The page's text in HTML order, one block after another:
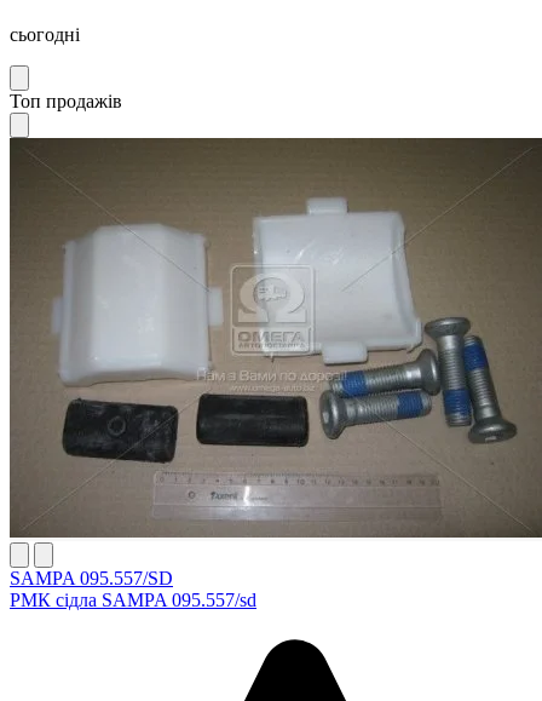
сьогодні
Топ продажів
SAMPA 095.557/SD
РМК сідла SAMPA 095.557/sd